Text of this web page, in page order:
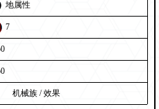
地属性
7
机械族 / 效果